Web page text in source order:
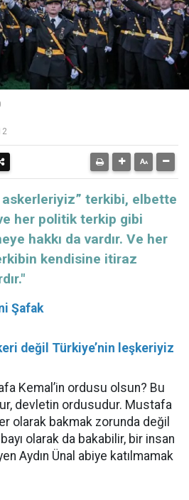
askerleriyiz” terkibi, elbette
her politik terkip gibi
hakkı da vardır. Ve her
kendisine itiraz
Şafak
değil Türkiye’nin leşkeriyiz
Kemal’in ordusu olsun? Bu
devletin ordusudur. Mustafa
olarak bakmak zorunda değil
olarak da bakabilir, bir insan
Aydın Ünal abiye katılmamak